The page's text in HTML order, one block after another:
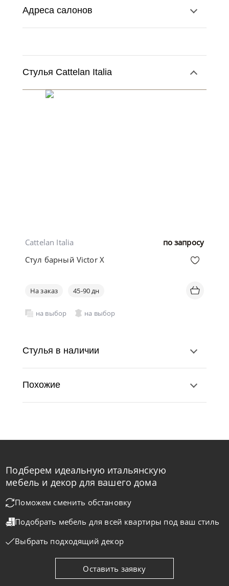
Адреса салонов
Стулья Cattelan Italia
по запросу
Cattelan Italia
Стул барный Victor X
На заказ 45-90 дн
на выбор на выбор
по запросу
Cattelan Italia
На заказ 45-90 дн
на выбор на выбор
Стулья в наличии
Похожие
Подберем идеальную итальянскую
мебель и декор для вашего дома
Поможем сменить обстановку
Подобрать мебель для всей квартиры под ваш стиль
Выбрать подходящий декор
Оставить заявку